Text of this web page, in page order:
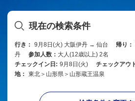
現在の検索条件
行き： 9月8日(火) 大阪伊丹 → 仙台 帰り：
丹
参加人数： 大人(12歳以上) 2名
チェックイン日: 9月8日(火) チェックアウ
地： 東北＞山形県＞山形蔵王温泉